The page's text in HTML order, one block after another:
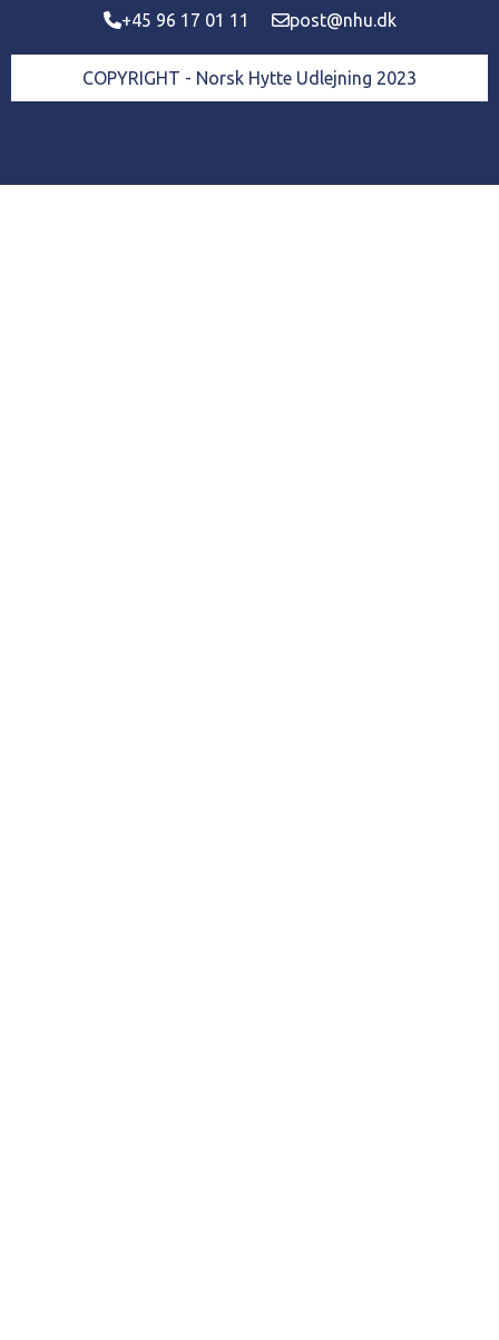
+45 96 17 01 11 post@nhu.dk
COPYRIGHT - Norsk Hytte Udlejning 2023